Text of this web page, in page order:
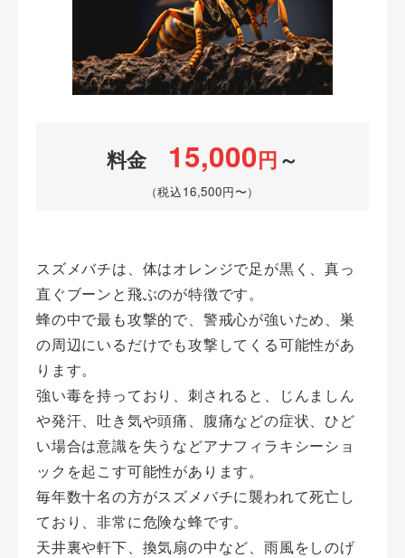
料金 15,000円～
（税込16,500円〜）
スズメバチは、体はオレンジで足が黒く、真っ
直ぐブーンと飛ぶのが特徴です。
蜂の中で最も攻撃的で、警戒心が強いため、巣
の周辺にいるだけでも攻撃してくる可能性があ
ります。
強い毒を持っており、刺されると、じんましん
や発汗、吐き気や頭痛、腹痛などの症状、ひど
い場合は意識を失うなどアナフィラキシーショ
ックを起こす可能性があります。
毎年数十名の方がスズメバチに襲われて死亡し
ており、非常に危険な蜂です。
天井裏や軒下、換気扇の中など、雨風をしのげ